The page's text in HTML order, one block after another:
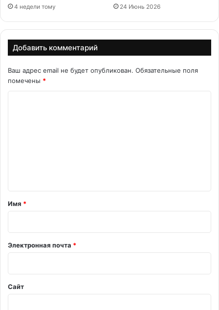
4 недели тому 24 Июнь 2026
Добавить комментарий
Ваш адрес email не будет опубликован. Обязательные поля
помечены *
а
и
й
Имя *
Электронная почта *
Сайт